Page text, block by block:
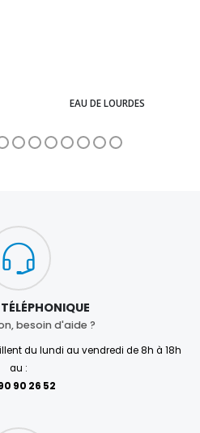
EAU DE LOURDES
besoin d'aide ?
du lundi au vendredi de 8h à 18h
au :
90 26 52